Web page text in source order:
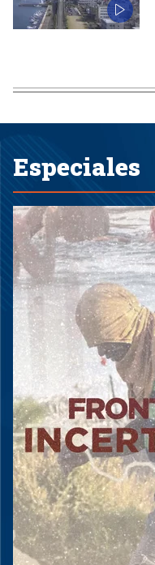
Especiales